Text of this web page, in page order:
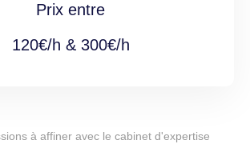
Prix entre
120€/h & 300€/h
à affiner avec le cabinet d'expertise